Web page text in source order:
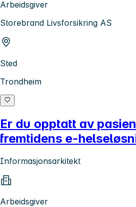
Arbeidsgiver
Storebrand Livsforsikring AS
Sted
Trondheim
Er du opptatt av
fremtidens e-
Informasjonsarkitekt
Arbeidsgiver